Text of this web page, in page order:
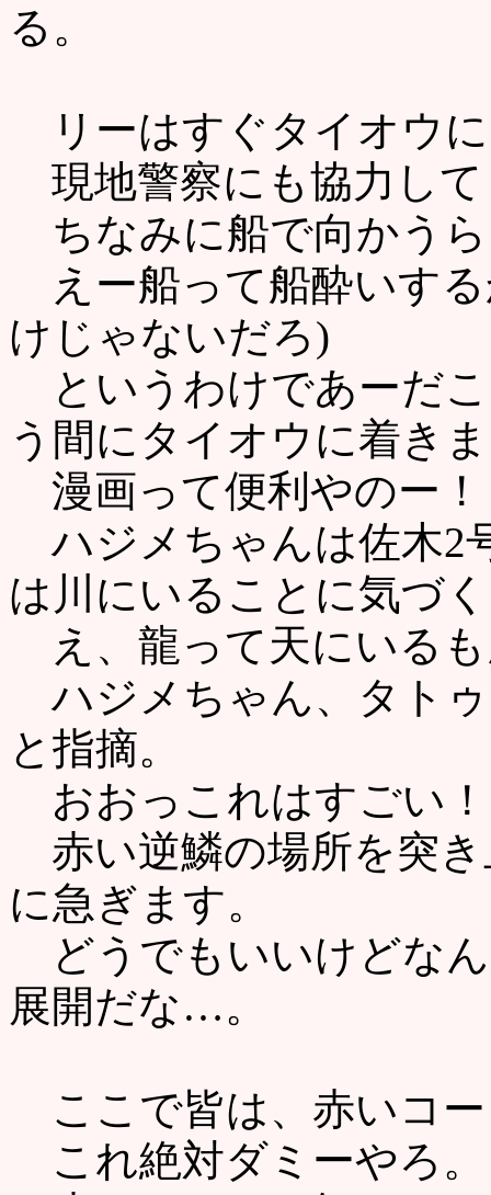
る。
リーはすぐタイオウ
現地警察にも協力し
ちなみに船で向かう
えー船って船酔いす
けじゃないだろ)
というわけであーだ
う間にタイオウに着き
漫画って便利やのー！
ハジメちゃんは佐木2
は川にいることに気づ
え、龍って天にいる
ハジメちゃん、タト
と指摘。
おおっこれはすごい！
赤い逆鱗の場所を突
に急ぎます。
どうでもいいけどな
展開だな…。
ここで皆は、赤いコ
これ絶対ダミーやろ。